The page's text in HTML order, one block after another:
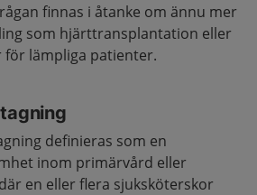
finnas i åtanke om ännu mer
som hjärttransplantation eller
för lämpliga patienter.
definieras som en
inom primärvård eller
en eller flera sjuksköterskor